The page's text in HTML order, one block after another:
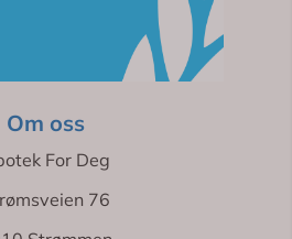
Om oss
For Deg
76